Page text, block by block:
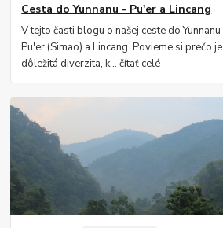
Cesta do Yunnanu - Pu'er a Lincang
V tejto časti blogu o našej ceste do
Pu'er (Simao) a Lincang. Povieme si prečo
dôležitá diverzita, k...čítať celé